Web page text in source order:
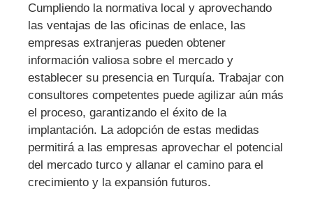
Cumpliendo la normativa local y aprovechando
las ventajas de las oficinas de enlace, las
empresas extranjeras pueden obtener
información valiosa sobre el mercado y
establecer su presencia en Turquía. Trabajar con
consultores competentes puede agilizar aún más
el proceso, garantizando el éxito de la
implantación. La adopción de estas medidas
permitirá a las empresas aprovechar el potencial
del mercado turco y allanar el camino para el
crecimiento y la expansión futuros.